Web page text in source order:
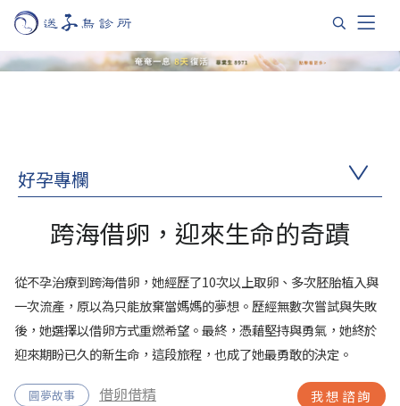
好孕專欄
跨海借卵，迎來生命的奇蹟
從不孕治療到跨海借卵，她經歷了10次以上取卵、多次胚胎植入與
一次流產，原以為只能放棄當媽媽的夢想。歷經無數次嘗試與失敗
後，她選擇以借卵方式重燃希望。最終，憑藉堅持與勇氣，她終於
迎來期盼已久的新生命，這段旅程，也成了她最勇敢的決定。
圓夢故事 借卵借精 我想諮詢